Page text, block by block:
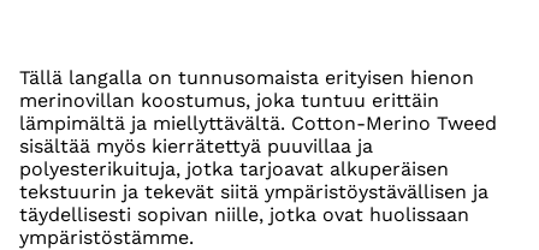
Tällä langalla on tunnusomaista erityisen hienon
merinovillan koostumus, joka tuntuu erittäin
lämpimältä ja miellyttävältä. Cotton-Merino Tweed
sisältää myös kierrätettyä puuvillaa ja
polyesterikuituja, jotka tarjoavat alkuperäisen
tekstuurin ja tekevät siitä ympäristöystävällisen ja
täydellisesti sopivan niille, jotka ovat huolissaan
ympäristöstämme.